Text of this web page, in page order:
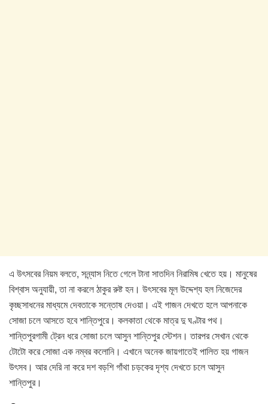
এ উৎসবের নিয়ম বলতে, সন্ন্যাস নিতে গেলে টানা সাতদিন নিরামিষ খেতে হয়। মানুষের
বিশ্বাস অনুযায়ী, তা না করলে ঠাকুর রুষ্ট হন। উৎসবের মূল উদ্দেশ্য হল নিজেদের
কৃচ্ছসাধনের মাধ্যমে দেবতাকে সন্তোষ দেওয়া। এই গাজন দেখতে হলে আপনাকে
সোজা চলে আসতে হবে শান্তিপুরে। কলকাতা থেকে মাত্র দু ঘণ্টার পথ।
শান্তিপুরগামী ট্রেন ধরে সোজা চলে আসুন শান্তিপুর স্টেশন। তারপর সেখান থেকে
টোটো করে সোজা এক নম্বর কলোনি। এখানে অনেক জায়গাতেই পালিত হয় গাজন
উৎসব। আর দেরি না করে দশ বড়শি গাঁথা চড়কের দৃশ্য দেখতে চলে আসুন
শান্তিপুর।